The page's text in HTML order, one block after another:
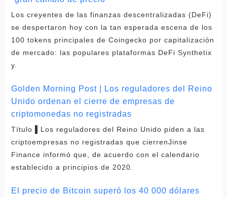
Los creyentes de las finanzas descentralizadas (DeFi)
se despertaron hoy con la tan esperada escena de los
100 tokens principales de Coingecko por capitalización
de mercado: las populares plataformas DeFi Synthetix
y.
Golden Morning Post | Los reguladores del Reino
Unido ordenan el cierre de empresas de
criptomonedas no registradas
Título ▌Los reguladores del Reino Unido piden a las
criptoempresas no registradas que cierrenJinse
Finance informó que, de acuerdo con el calendario
establecido a principios de 2020.
El precio de Bitcoin superó los 40 000 dólares